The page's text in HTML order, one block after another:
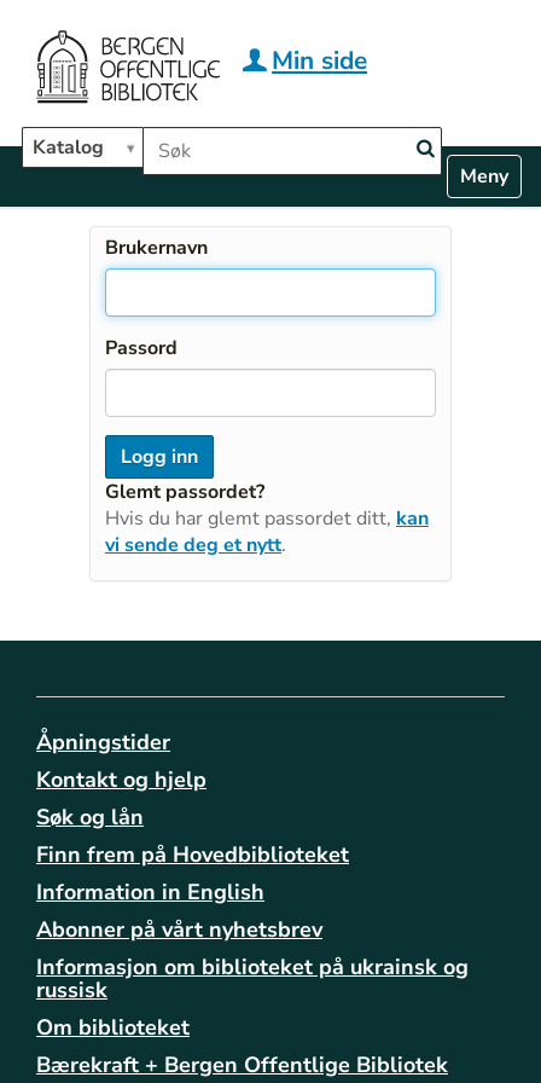
Hopp til hovedinnhold
Søk i biblioteket
Katalog
Min side
v
Toggle
Brukernavn
Passord
Glemt passordet?
Hvis du har glemt passordet ditt, kan
vi sende deg et nytt.
Åpningstider
Kontakt og hjelp
Søk og lån
Finn frem på Hovedbiblioteket
Information in English
Abonner på vårt nyhetsbrev
Informasjon om biblioteket på ukrainsk og
russisk
Om biblioteket
Bærekraft + Bergen Offentlige Bibliotek